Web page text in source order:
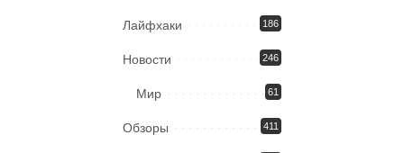
Лайфхаки 186
Новости 246
Мир 61
Обзоры 411